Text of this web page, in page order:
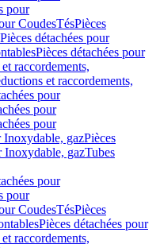
pour
CoudesTésPièces
Pièces détachées pour
Pièces détachées pour
raccordements,
et raccordements,
pour
pour
pour
Inoxydable, gazPièces
Inoxydable, gazTubes
pour
pour
CoudesTésPièces
Pièces détachées pour
raccordements,